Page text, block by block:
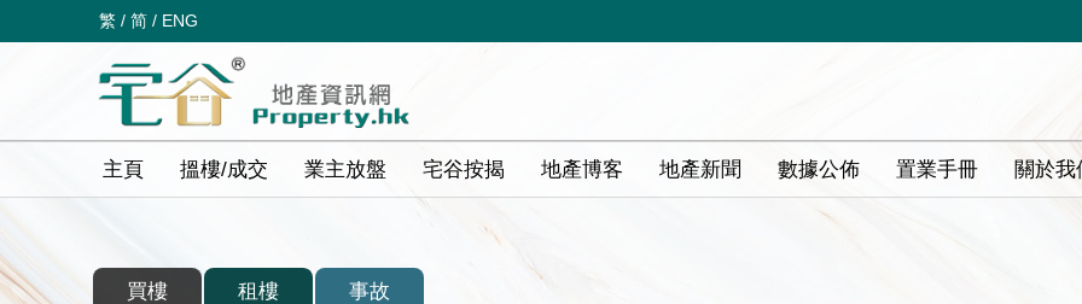
繁 / 简 / ENG
主頁 搵樓/成交 業主放盤 宅谷按揭 地產博客 地產新聞 數據公佈 置業手冊 關於我
買樓 租樓 事故